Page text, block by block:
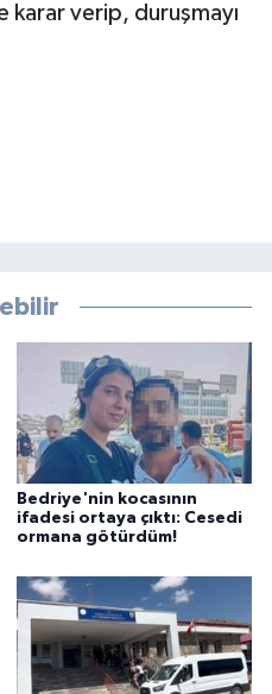
karar verip, duruşmayı
Bedriye'nin kocasının
ifadesi ortaya çıktı: Cesedi
ormana götürdüm!